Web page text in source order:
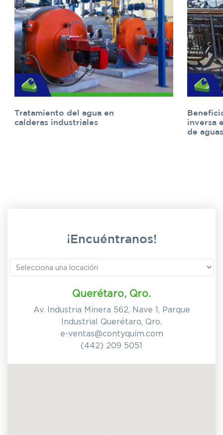
Tratamiento del agua en
calderas industriales
inversa
de
¡Encuéntranos!
Querétaro, Qro.
Av. Industria Minera 562, Nave 1, Parque
Industrial Querétaro, Qro.
e-ventas@contyquim.com
(442) 209 5051